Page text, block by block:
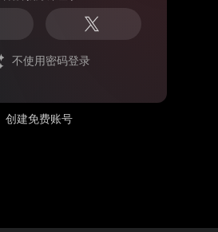
不使用密码登录
创建免费账号